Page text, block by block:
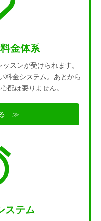
金体系
スンが受けられます。
料金システム。あとから
配は要りません。
る ≫
ステム